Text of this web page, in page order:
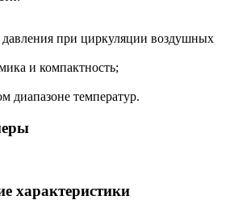
давления при циркуляции воздушных
и компактность;
диапазоне температур.
характеристики